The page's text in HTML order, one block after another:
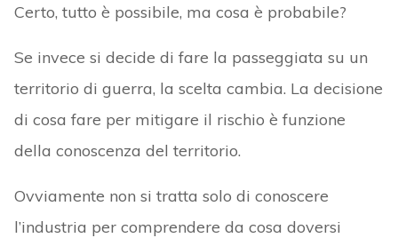
Certo, tutto è possibile, ma cosa è probabile?
Se invece si decide di fare la passeggiata su un
territorio di guerra, la scelta cambia. La decisione
di cosa fare per mitigare il rischio è funzione
della conoscenza del territorio.
Ovviamente non si tratta solo di conoscere
l’industria per comprendere da cosa doversi